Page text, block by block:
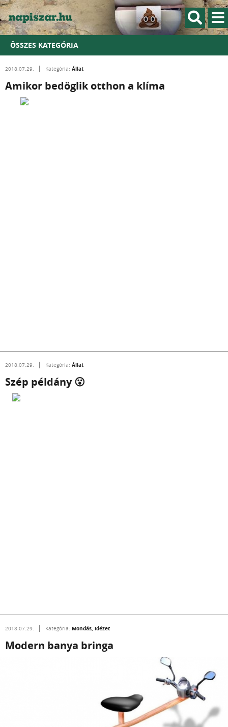
ÖSSZES KATEGÓRIA
2018.07.29. Kategória: Állat
Amikor bedöglik otthon a klíma
2018.07.29. Kategória: Állat
Szép példány 😮
2018.07.29. Kategória: Mondás, idézet
Modern banya bringa